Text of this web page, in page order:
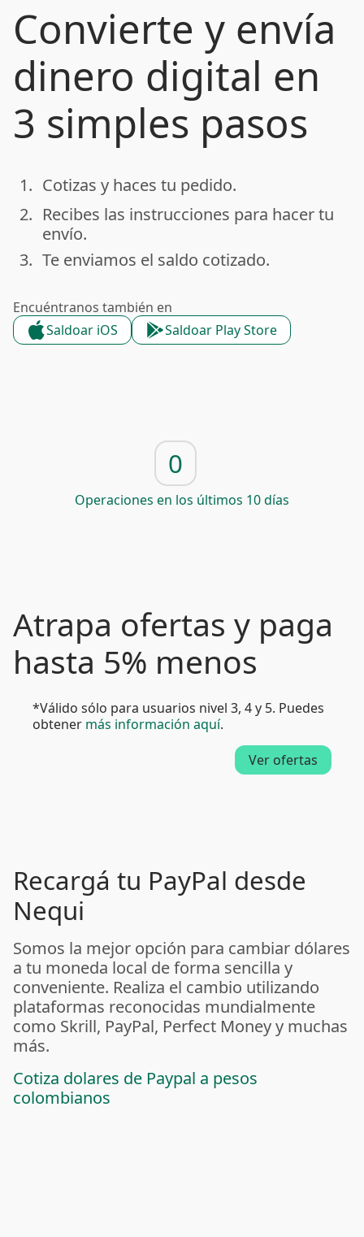
Convierte y envía
dinero digital en
3 simples pasos
done
1. Cotizas y haces tu pedido.
done
2. Recibes las instrucciones para hacer tu
envío.
done
3. Te enviamos el saldo cotizado.
Encuéntranos también en
Saldoar iOS
Saldoar Play Store
0
Operaciones en los últimos 10 días
Atrapa ofertas y paga
hasta 5% menos
*Válido sólo para usuarios nivel 3, 4 y 5. Puedes
obtener más información aquí.
Ver ofertas
Recargá tu PayPal desde
Nequi
Somos la mejor opción para cambiar dólares
a tu moneda local de forma sencilla y
conveniente. Realiza el cambio utilizando
plataformas reconocidas mundialmente
como Skrill, PayPal, Perfect Money y muchas
más.
Cotiza dolares de Paypal a pesos
colombianos